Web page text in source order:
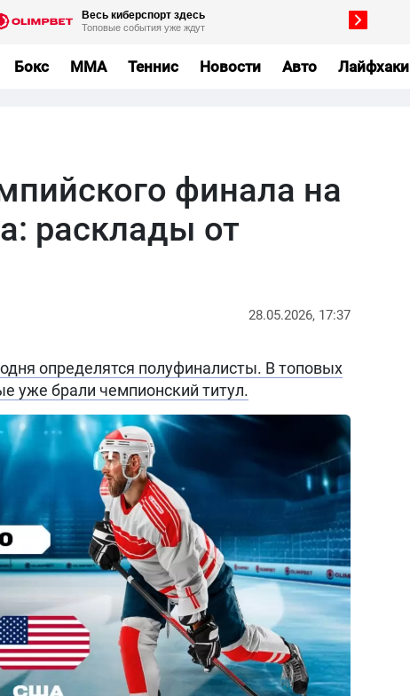
Бокс MMA Теннис Новости Авто Лайфхаки
финала на
расклады от
28.05.2026, 17:37
определятся полуфиналисты. В топовых
уже брали чемпионский титул.